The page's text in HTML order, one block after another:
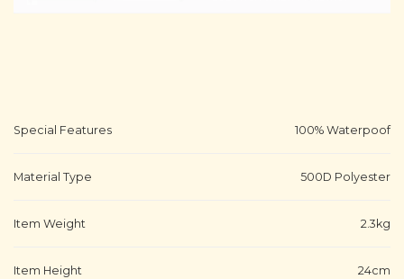
Special Features 100% Waterpoof
Material Type 500D Polyester
Item Weight 2.3kg
Item Height 24cm